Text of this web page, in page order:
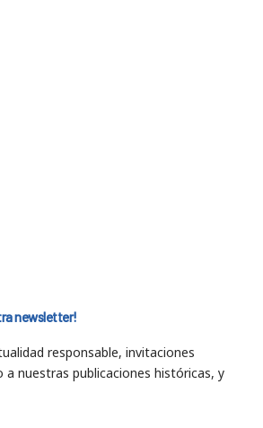
newsletter!
responsable, invitaciones
a nuestras publicaciones históricas, y